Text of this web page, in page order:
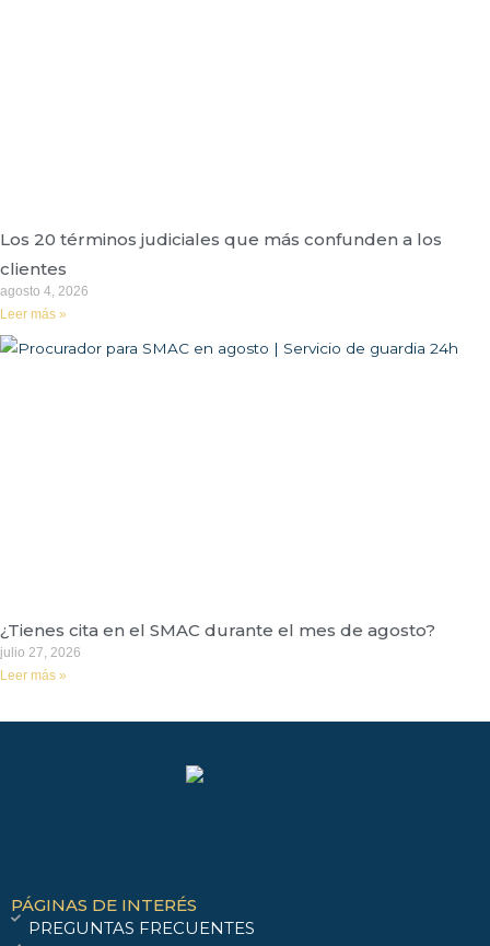
Los 20 términos judiciales que más confunden a los
clientes
agosto 4, 2026
Leer más »
¿Tienes cita en el SMAC durante el mes de agosto?
julio 27, 2026
Leer más »
PÁGINAS DE INTERÉS
PREGUNTAS FRECUENTES